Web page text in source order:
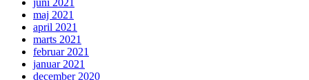
juni 2021
maj 2021
april 2021
marts 2021
februar 2021
januar 2021
december 2020